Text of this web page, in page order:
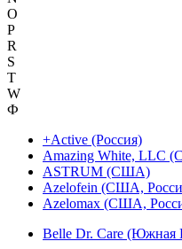
O
P
R
S
T
W
Ф
+Active (Россия)
Amazing White, LLC
ASTRUM (США)
Azelofein (США,
Azelomax (США,
Belle Dr. Care (Южная